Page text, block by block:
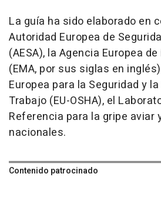
La guía ha sido elaborado en
Autoridad Europea de
(AESA), la Agencia Europea
(EMA, por sus siglas en
Europea para la Seguridad y
Trabajo (EU-OSHA), el
Referencia para la gripe aviar
nacionales.
Contenido patrocinado